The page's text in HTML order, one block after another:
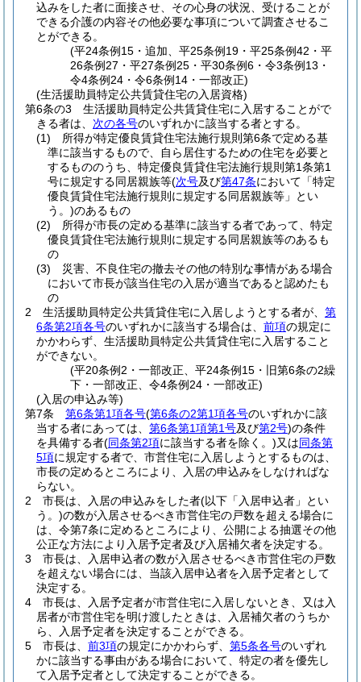
込みをした者に面接させ、その心身の状況、受けることが
できる介護の内容その他必要な事項について調査させるこ
とができる。
(平24条例15・追加、平25条例19・平25条例42・平
26条例27・平27条例25・平30条例6・令3条例13・
令4条例24・令6条例14・一部改正)
(生活援助員特定公共賃貸住宅の入居資格)
第6条の3
生活援助員特定公共賃貸住宅に入居することがで
きる者は、 次の各号のいずれかに該当する者とする。
(1)
所得が特定優良賃貸住宅法施行規則第6条で定める基
準に該当するもので、自ら居住するための住宅を必要と
するもののうち、特定優良賃貸住宅法施行規則第1条第1
号に規定する同居親族等(次号及び第47条において「特定
優良賃貸住宅法施行規則に規定する同居親族等」とい
う。)のあるもの
(2)
所得が市長の定める基準に該当する者であって、特定
優良賃貸住宅法施行規則に規定する同居親族等のあるも
の
(3)
災害、不良住宅の撤去その他の特別な事情がある場合
において市長が該当住宅の入居が適当であると認めたも
の
2
生活援助員特定公共賃貸住宅に入居しようとする者が、 第
6条第2項各号のいずれかに該当する場合は、 前項の規定に
かかわらず、生活援助員特定公共賃貸住宅に入居すること
ができない。
(平20条例2・一部改正、平24条例15・旧第6条の2繰
下・一部改正、令4条例24・一部改正)
(入居の申込み等)
第7条
第6条第1項各号(第6条の2第1項各号のいずれかに該
当する者にあっては、 第6条第1項第1号及び第2号)の条件
を具備する者(同条第2項に該当する者を除く。)又は同条第
5項に規定する者で、市営住宅に入居しようとするものは、
市長の定めるところにより、入居の申込みをしなければな
らない。
2
市長は、入居の申込みをした者(以下「入居申込者」とい
う。)の数が入居させるべき市営住宅の戸数を超える場合に
は、令第7条に定めるところにより、公開による抽選その他
公正な方法により入居予定者及び入居補欠者を決定する。
3
市長は、入居申込者の数が入居させるべき市営住宅の戸数
を超えない場合には、当該入居申込者を入居予定者として
決定する。
4
市長は、入居予定者が市営住宅に入居しないとき、又は入
居者が市営住宅を明け渡したときは、入居補欠者のうちか
ら、入居予定者を決定することができる。
5
市長は、 前3項の規定にかかわらず、 第5条各号のいずれ
かに該当する事由がある場合において、特定の者を優先し
て入居予定者として決定することができる。